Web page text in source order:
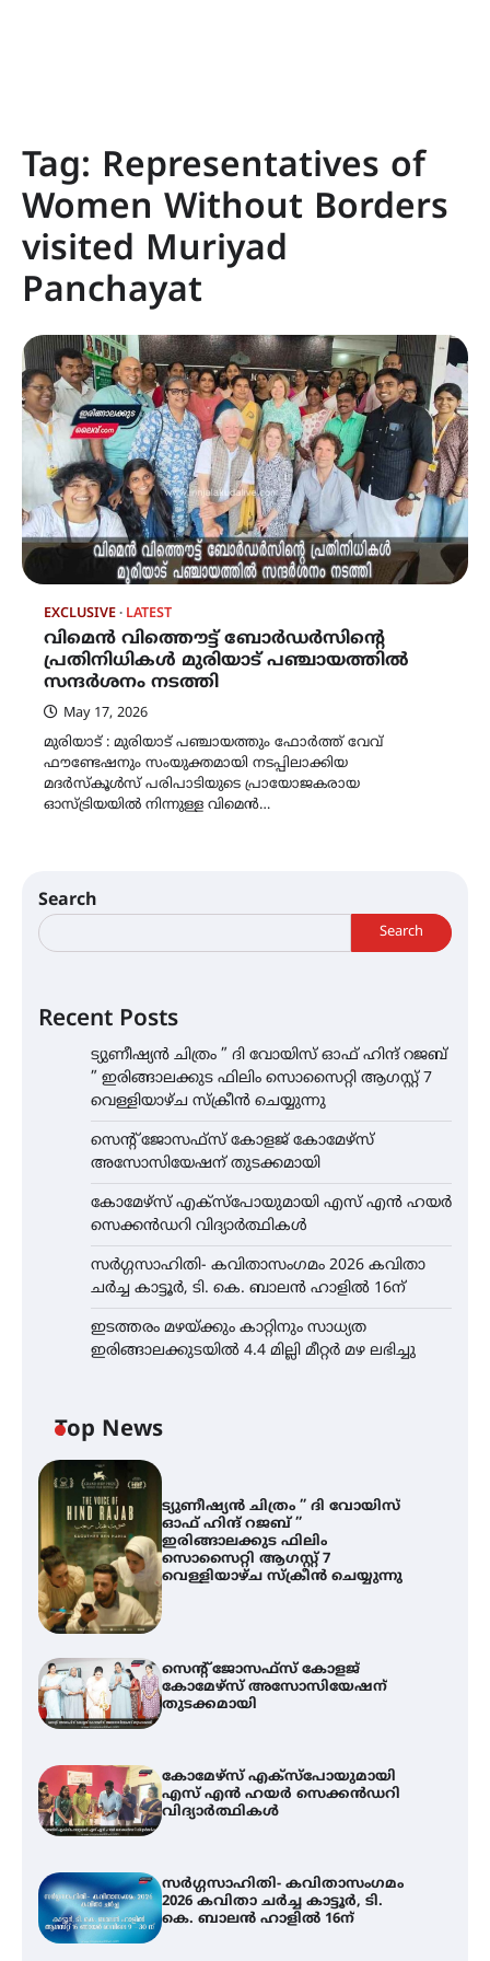
Tag: Representatives of
Women Without Borders
visited Muriyad
Panchayat
EXCLUSIVE LATEST
വിമെൻ വിത്തൌട്ട് ബോർഡർസിന്റെ
പ്രതിനിധികൾ മുരിയാട് പഞ്ചായത്തിൽ
സന്ദർശനം നടത്തി
May 17, 2026
മുരിയാട് : മുരിയാട് പഞ്ചായത്തും ഫോർത്ത് വേവ്
ഫൗണ്ടേഷനും സംയുക്തമായി നടപ്പിലാക്കിയ
മദർസ്കൂൾസ് പരിപാടിയുടെ പ്രായോജകരായ
ഓസ്ട്രിയയിൽ നിന്നുള്ള വിമെൻ…
Search
Search
Recent Posts
ട്യുണീഷ്യൻ ചിത്രം ” ദി വോയിസ് ഓഫ് ഹിന്ദ് റജബ്
” ഇരിങ്ങാലക്കുട ഫിലിം സൊസൈറ്റി ആഗസ്റ്റ് 7
വെള്ളിയാഴ്ച സ്‌ക്രീൻ ചെയ്യുന്നു
സെന്റ് ജോസഫ്സ് കോളജ് കോമേഴ്‌സ്
അസോസിയേഷന് തുടക്കമായി
കോമേഴ്സ് എക്സ്പോയുമായി എസ് എൻ ഹയർ
സെക്കൻഡറി വിദ്യാർത്ഥികൾ
സർഗ്ഗസാഹിതി- കവിതാസംഗമം 2026 കവിതാ
ചർച്ച കാട്ടൂർ, ടി. കെ. ബാലൻ ഹാളിൽ 16ന്
ഇടത്തരം മഴയ്ക്കും കാറ്റിനും സാധ്യത
ഇരിങ്ങാലക്കുടയിൽ 4.4 മില്ലി മീറ്റർ മഴ ലഭിച്ചു
Top News
ട്യുണീഷ്യൻ ചിത്രം ” ദി വോയിസ്
ഓഫ് ഹിന്ദ് റജബ് ”
ഇരിങ്ങാലക്കുട ഫിലിം
സൊസൈറ്റി ആഗസ്റ്റ് 7
വെള്ളിയാഴ്ച സ്‌ക്രീൻ ചെയ്യുന്നു
സെന്റ് ജോസഫ്സ് കോളജ്
കോമേഴ്‌സ് അസോസിയേഷന്
തുടക്കമായി
കോമേഴ്സ് എക്സ്പോയുമായി
എസ് എൻ ഹയർ സെക്കൻഡറി
വിദ്യാർത്ഥികൾ
സർഗ്ഗസാഹിതി- കവിതാസംഗമം
2026 കവിതാ ചർച്ച കാട്ടൂർ, ടി.
കെ. ബാലൻ ഹാളിൽ 16ന്